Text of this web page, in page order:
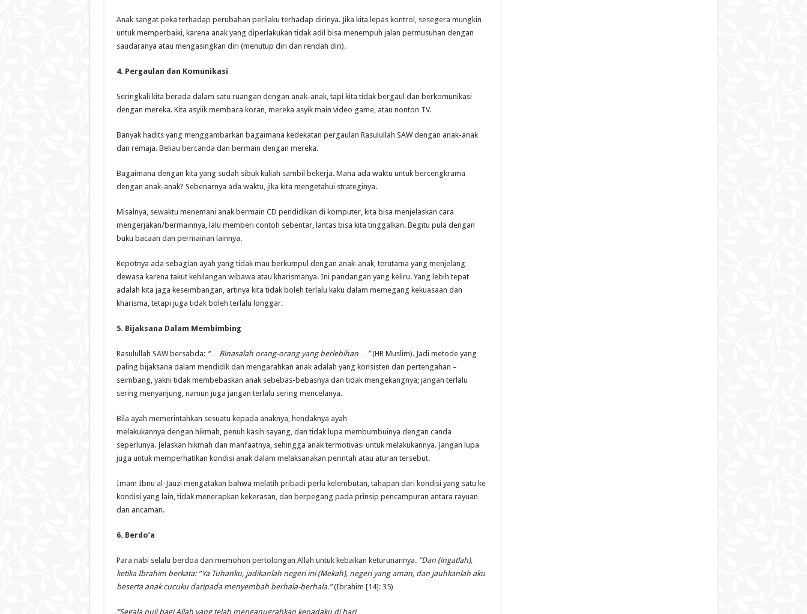
Anak sangat peka terhadap perubahan perilaku terhadap dirinya. Jika kita lepas kontrol, sesegera mungkin
untuk memperbaiki, karena anak yang diperlakukan tidak adil bisa menempuh jalan permusuhan dengan
saudaranya atau mengasingkan diri (menutup diri dan rendah diri).
4. Pergaulan dan Komunikasi
Seringkali kita berada dalam satu ruangan dengan anak-anak, tapi kita tidak bergaul dan berkomunikasi
dengan mereka. Kita asyiik membaca koran, mereka asyik main video game, atau nonton TV.
Banyak hadits yang menggambarkan bagaimana kedekatan pergaulan Rasulullah SAW dengan anak-anak
dan remaja. Beliau bercanda dan bermain dengan mereka.
Bagaimana dengan kita yang sudah sibuk kuliah sambil bekerja. Mana ada waktu untuk bercengkrama
dengan anak-anak? Sebenarnya ada waktu, jika kita mengetahui strateginya.
Misalnya, sewaktu menemani anak bermain CD pendidikan di komputer, kita bisa menjelaskan cara
mengerjakan/bermainnya, lalu memberi contoh sebentar, lantas bisa kita tinggalkan. Begitu pula dengan
buku bacaan dan permainan lainnya.
Repotnya ada sebagian ayah yang tidak mau berkumpul dengan anak-anak, terutama yang menjelang
dewasa karena takut kehilangan wibawa atau kharismanya. Ini pandangan yang keliru. Yang lebih tepat
adalah kita jaga keseimbangan, artinya kita tidak boleh terlalu kaku dalam memegang kekuasaan dan
kharisma, tetapi juga tidak boleh terlalu longgar.
5. Bijaksana Dalam Membimbing
Rasulullah SAW bersabda: “… Binasalah orang-orang yang berlebihan …”(HR Muslim). Jadi metode yang
paling bijaksana dalam mendidik dan mengarahkan anak adalah yang konsisten dan pertengahan –
seimbang, yakni tidak membebaskan anak sebebas-bebasnya dan tidak mengekangnya; jangan terlalu
sering menyanjung, namun juga jangan terlalu sering mencelanya.
Bila ayah memerintahkan sesuatu kepada anaknya, hendaknya ayah
melakukannya dengan hikmah, penuh kasih sayang, dan tidak lupa membumbuinya dengan canda
seperlunya. Jelaskan hikmah dan manfaatnya, sehingga anak termotivasi untuk melakukannya. Jangan lupa
juga untuk memperhatikan kondisi anak dalam melaksanakan perintah atau aturan tersebut.
Imam Ibnu al-Jauzi mengatakan bahwa melatih pribadi perlu kelembutan, tahapan dari kondisi yang satu ke
kondisi yang lain, tidak menerapkan kekerasan, dan berpegang pada prinsip pencampuran antara rayuan
dan ancaman.
6. Berdo’a
Para nabi selalu berdoa dan memohon pertolongan Allah untuk kebaikan keturunannya. “Dan (ingatlah),
ketika Ibrahim berkata: “Ya Tuhanku, jadikanlah negeri ini (Mekah), negeri yang aman, dan jauhkanlah aku
beserta anak cucuku daripada menyembah berhala-berhala.”(Ibrahim [14]: 35)
“Segala puji bagi Allah yang telah menganugrahkan kepadaku di hari